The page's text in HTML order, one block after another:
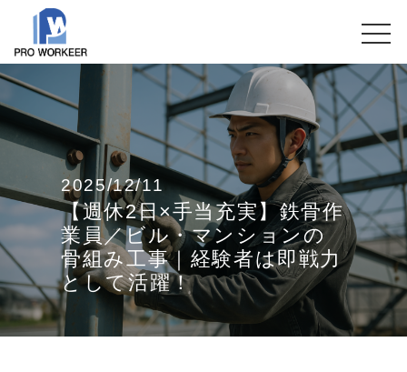
2025/12/11
【週休2日×手当充実】鉄骨作
業員／ビル・マンションの
骨組み工事｜経験者は即戦力
として活躍！